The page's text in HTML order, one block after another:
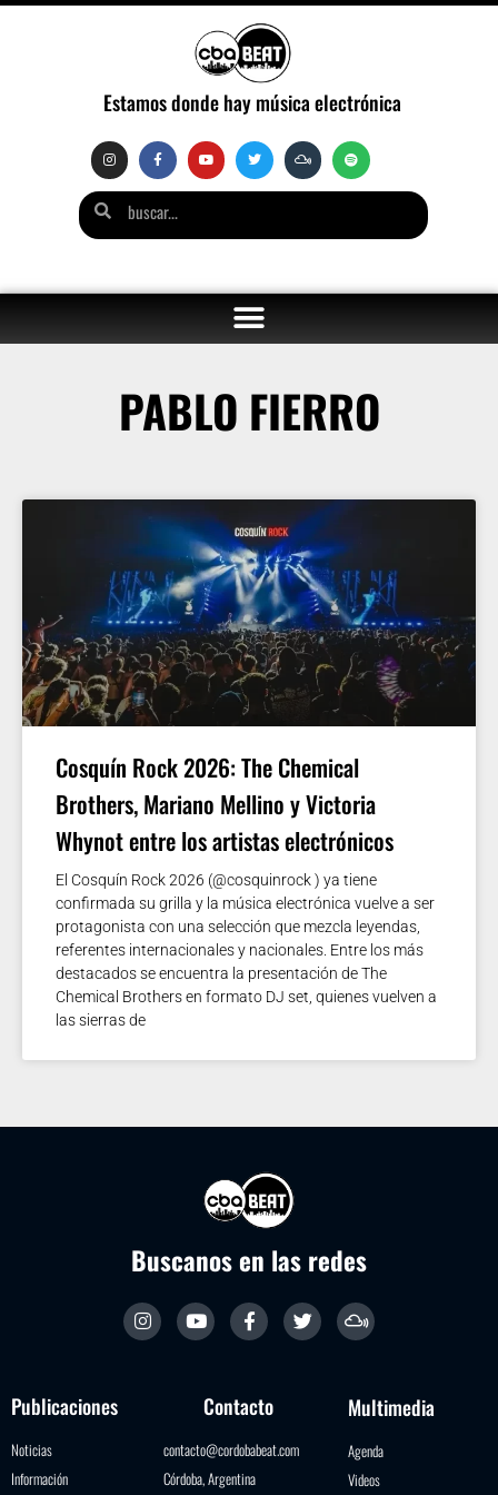
Estamos donde hay música electrónica
PABLO FIERRO
Cosquín Rock 2026: The Chemical
Brothers, Mariano Mellino y Victoria
Whynot entre los artistas electrónicos
El Cosquín Rock 2026 (@cosquinrock ) ya tiene
confirmada su grilla y la música electrónica vuelve a ser
protagonista con una selección que mezcla leyendas,
referentes internacionales y nacionales. Entre los más
destacados se encuentra la presentación de The
Chemical Brothers en formato DJ set, quienes vuelven a
las sierras de
Buscanos en las redes
Publicaciones
Noticias
Información
Contacto
contacto@cordobabeat.com
Córdoba, Argentina
Multimedia
Agenda
Videos